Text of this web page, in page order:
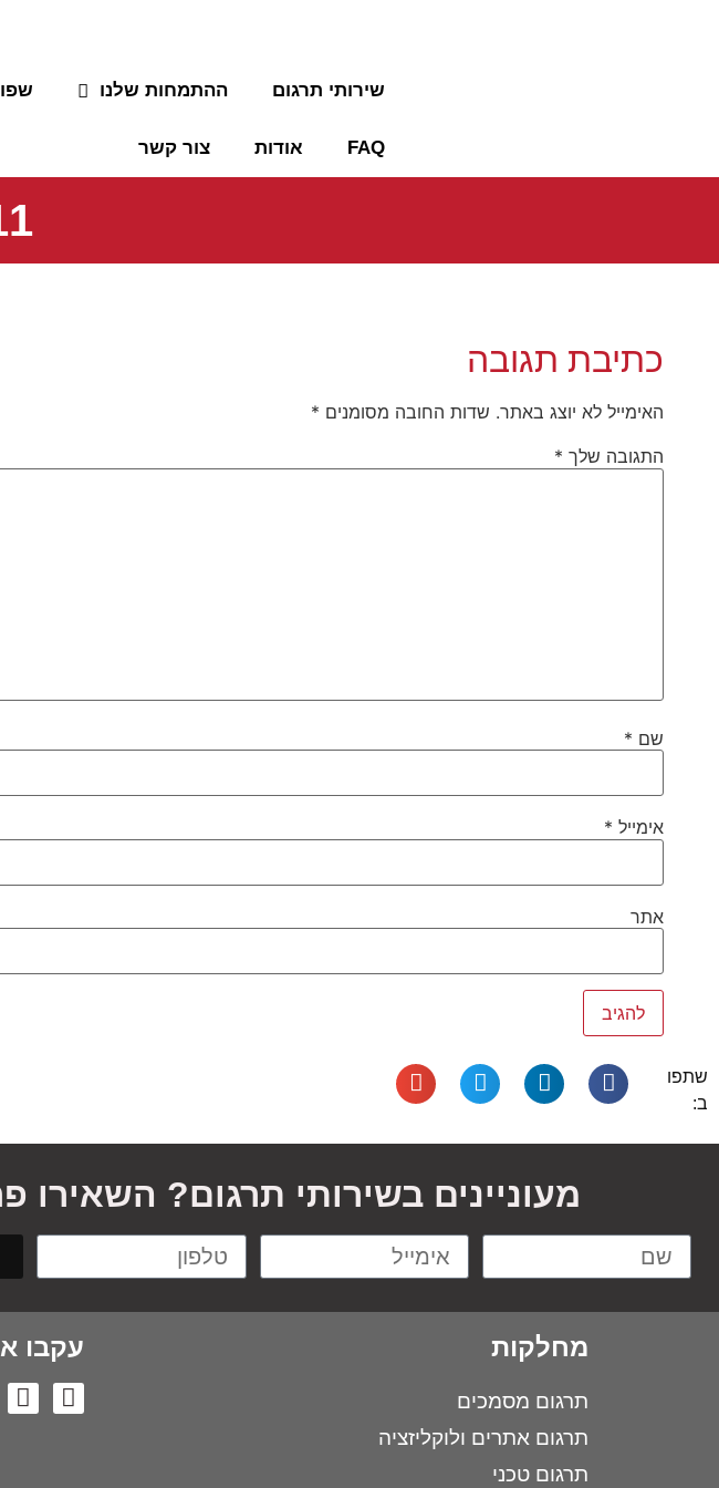
שירותי תרגום ההתמחות שלנו
FAQ אודות צור קשר
(4)
כתיבת תגובה
האימייל לא יוצג באתר. שדות החובה מסומנים *
התגובה שלך *
שם *
אימייל *
אתר
שתפו
ב:
מעוניינים בשירותי תרגום? השאירו
מחלקות
תרגום מסמכים
תרגום אתרים ולוקליזציה
תרגום טכני
עקבו